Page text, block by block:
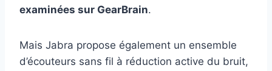
examinées sur GearBrain.
Mais Jabra propose également un ensemble
d’écouteurs sans fil à réduction active du bruit,